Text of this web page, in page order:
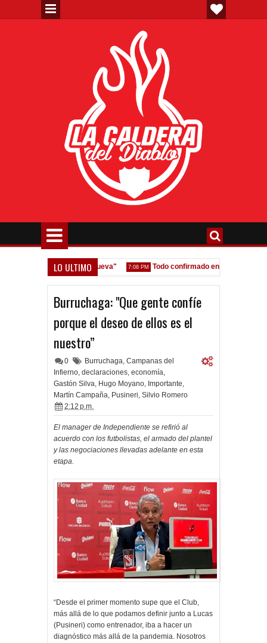
LO ULTIMO
y que venga gente nueva" 7:08 PM Todo confirmado en la Copa Argentina
Burruchaga: "Que gente confíe
porque el deseo de ellos es el
nuestro”
0 Burruchaga, Campanas del
Infierno, declaraciones, economía,
Gastón Silva, Hugo Moyano, Importante,
Martín Campaña, Pusineri, Silvio Romero
2:12 p.m.
El manager de Independiente se refirió al
acuerdo con los futbolistas, el armado del plantel
y las negociaciones llevadas adelante en esta
etapa.
“Desde el primer momento supe que el Club,
más allá de lo que podamos definir junto a Lucas
(Pusineri) como entrenador, iba a hacer un
diagnóstico más allá de la pandemia. Nosotros